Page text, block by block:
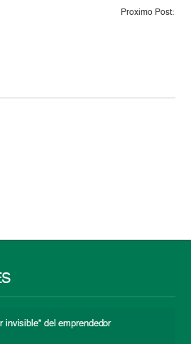
Proximo Post:
invisible” del emprendedor